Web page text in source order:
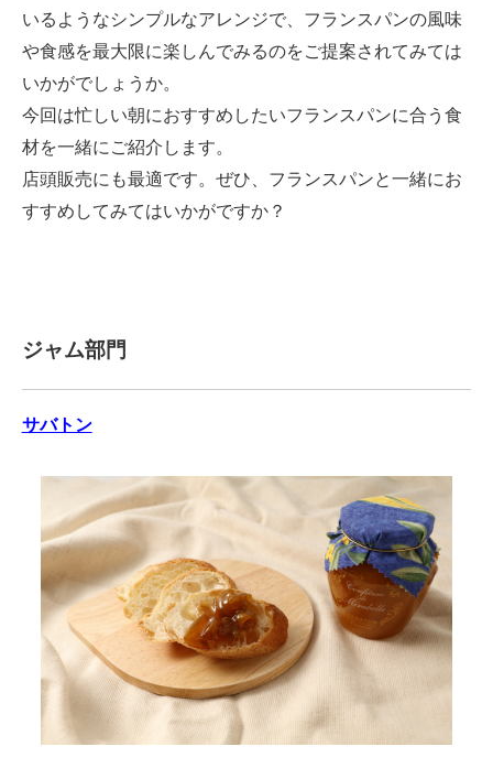
いるようなシンプルなアレンジで、フランスパンの風味
や食感を最大限に楽しんでみるのをご提案されてみては
いかがでしょうか。
今回は忙しい朝におすすめしたいフランスパンに合う食
材を一緒にご紹介します。
店頭販売にも最適です。ぜひ、フランスパンと一緒にお
すすめしてみてはいかがですか？
ジャム部門
サバトン